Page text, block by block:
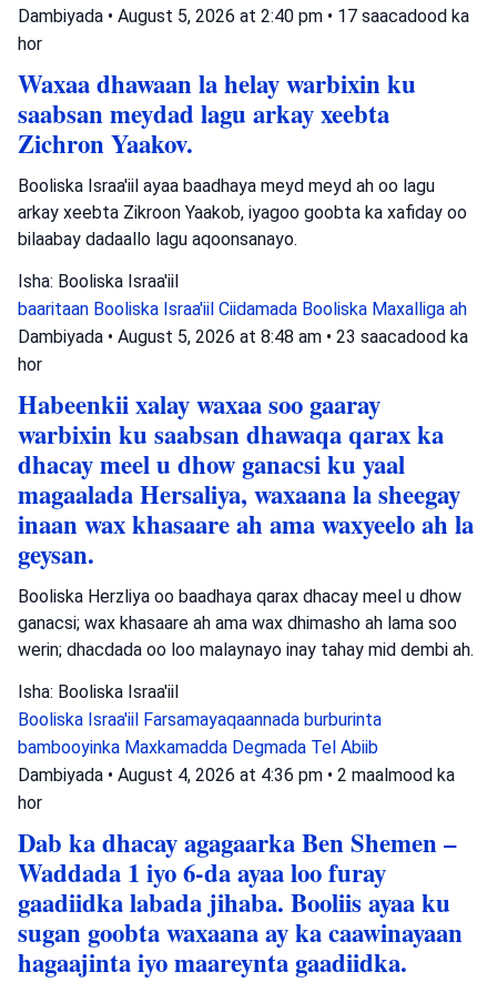
Dambiyada • August 5, 2026 at 2:40 pm • 17 saacadood ka
hor
Waxaa dhawaan la helay warbixin ku
saabsan meydad lagu arkay xeebta
Zichron Yaakov.
Booliska Israa'iil ayaa baadhaya meyd meyd ah oo lagu
arkay xeebta Zikroon Yaakob, iyagoo goobta ka xafiday oo
bilaabay dadaallo lagu aqoonsanayo.
Isha: Booliska Israa'iil
baaritaan Booliska Israa'iil Ciidamada Booliska Maxalliga ah
Dambiyada • August 5, 2026 at 8:48 am • 23 saacadood ka
hor
Habeenkii xalay waxaa soo gaaray
warbixin ku saabsan dhawaqa qarax ka
dhacay meel u dhow ganacsi ku yaal
magaalada Hersaliya, waxaana la sheegay
inaan wax khasaare ah ama waxyeelo ah la
geysan.
Booliska Herzliya oo baadhaya qarax dhacay meel u dhow
ganacsi; wax khasaare ah ama wax dhimasho ah lama soo
werin; dhacdada oo loo malaynayo inay tahay mid dembi ah.
Isha: Booliska Israa'iil
Booliska Israa'iil Farsamayaqaannada burburinta
bambooyinka Maxkamadda Degmada Tel Abiib
Dambiyada • August 4, 2026 at 4:36 pm • 2 maalmood ka
hor
Dab ka dhacay agagaarka Ben Shemen –
Waddada 1 iyo 6-da ayaa loo furay
gaadiidka labada jihaba. Booliis ayaa ku
sugan goobta waxaana ay ka caawinayaan
hagaajinta iyo maareynta gaadiidka.